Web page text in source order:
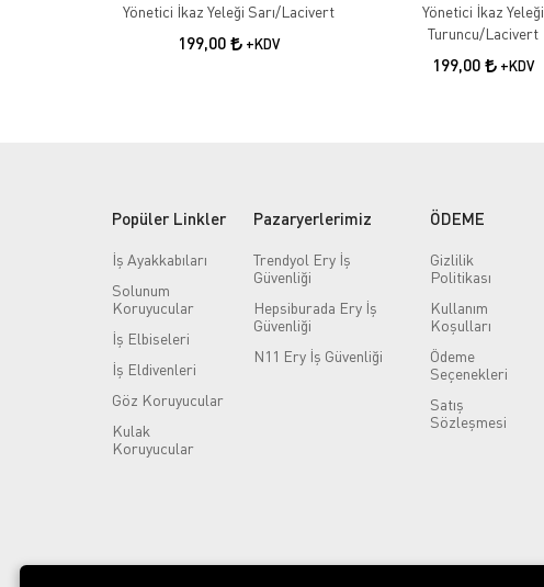
Yönetici İkaz Yeleği Sarı/Lacivert
199,00 +KDV
Yönetici İkaz Yeleği
Turuncu/Lacivert
199,00 +KDV
Popüler Linkler
İş Ayakkabıları
Solunum
Koruyucular
İş Elbiseleri
İş Eldivenleri
Göz Koruyucular
Kulak
Koruyucular
Pazaryerlerimiz
Trendyol Ery İş
Güvenliği
Hepsiburada Ery İş
Güvenliği
N11 Ery İş Güvenliği
ÖDEME
Gizlilik
Politikası
Kullanım
Koşulları
Ödeme
Seçenekleri
Satış
Sözleşmesi